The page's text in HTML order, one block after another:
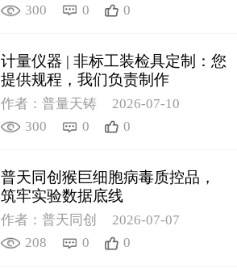
300
0 0
计量仪器 | 非标工装检具定制：您
提供规程，我们负责制作
作者：普量天铸
2026-07-10
300
0 0
普天同创猴巨细胞病毒质控品，
筑牢实验数据底线
作者：普天同创
2026-07-07
208
0 0